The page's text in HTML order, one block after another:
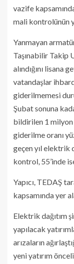
vazife
mali kontrolünün
Yanmayan
Taşınabilir Takip
alındığını lisana
vatandaşlar
giderilmemesi
Şubat sonuna
bildirilen 1 milyon
giderilme oranı
geçen yıl elektrik
kontrol, 55’inde
Yapıcı, TEDAŞ
kapsamında yer
Elektrik dağıtım
yapılacak
arızaların
yeni yatırım